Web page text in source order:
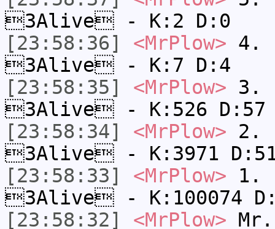
3Alive - K:2 D:0
[23:58:36]
<MrPlow> 4.
3Alive - K:7 D:4
[23:58:35]
<MrPlow> 3.
3Alive - K:526 D:57
[23:58:34]
<MrPlow> 2.
3Alive - K:3971
[23:58:33]
<MrPlow> 1.
3Alive - K:100074
[23:58:32]
<MrPlow>